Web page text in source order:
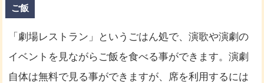
ご飯
「劇場レストラン」というごはん処で、演歌や演劇の
イベントを見ながらご飯を食べる事ができます。演劇
自体は無料で見る事ができますが、席を利用するには